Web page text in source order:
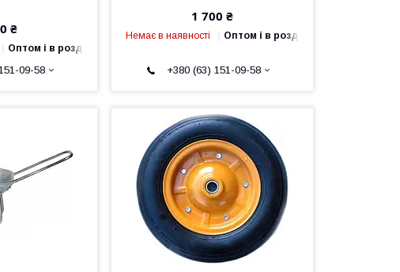
₴
Оптом і в роздріб
09-58
1 700 ₴
Немає в наявності Оптом і в роздріб
+380 (63) 151-09-58